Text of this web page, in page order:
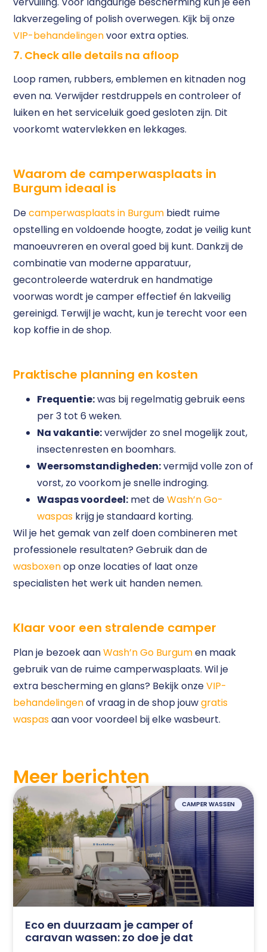
lakverzegeling of polish overwegen. Kijk bij onze
VIP-behandelingenvoor extra opties.
7. Check alle details na afloop
Loop ramen, rubbers, emblemen en kitnaden nog
even na. Verwijder restdruppels en controleer of
luiken en het serviceluik goed gesloten zijn. Dit
voorkomt watervlekken en lekkages.
Waarom de camperwasplaats in
Burgum ideaal is
Decamperwasplaats in Burgum biedt ruime
opstelling en voldoende hoogte, zodat je veilig kunt
manoeuvreren en overal goed bij kunt. Dankzij de
combinatie van moderne apparatuur,
gecontroleerde waterdruk en handmatige
voorwas wordt je camper effectief én lakveilig
gereinigd. Terwijl je wacht, kun je terecht voor een
kop koffie in de shop.
Praktische planning en kosten
Frequentie:was bij regelmatig gebruik eens
per 3 tot 6 weken.
Na vakantie:verwijder zo snel mogelijk zout,
insectenresten en boomhars.
Weersomstandigheden:vermijd volle zon of
vorst, zo voorkom je snelle indroging.
Waspas voordeel: met deWash’n Go-
waspas krijg je standaard korting.
Wil je het gemak van zelf doen combineren met
professionele resultaten? Gebruik dan de
wasboxenop onze locaties of laat onze
specialisten het werk uit handen nemen.
Klaar voor een stralende camper
Plan je bezoek aanWash’n Go Burgumen maak
gebruik van de ruime camperwasplaats. Wil je
extra bescherming en glans? Bekijk onzeVIP-
behandelingenof vraag in de shop jouwgratis
waspasaan voor voordeel bij elke wasbeurt.
Meer berichten
CAMPER WASSEN
Eco en duurzaam je camper of
caravan wassen: zo doe je dat